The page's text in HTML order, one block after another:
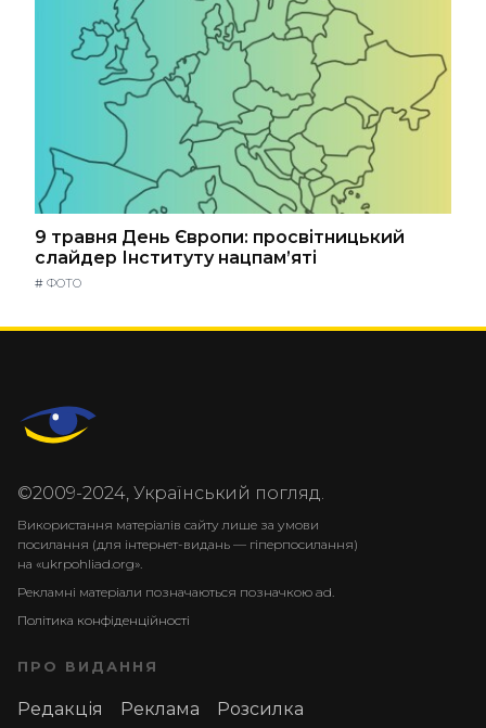
9 травня День Європи: просвітницький
слайдер Інституту нацпам’яті
# ФОТО
©2009-2024, Український погляд.
Використання матеріалів сайту лише за умови
посилання (для інтернет-видань — гіперпосилання)
на «ukrpohliad.org».
Рекламні матеріали позначаються позначкою ad.
Політика конфіденційності
ПРО ВИДАННЯ
Редакція Реклама Розсилка